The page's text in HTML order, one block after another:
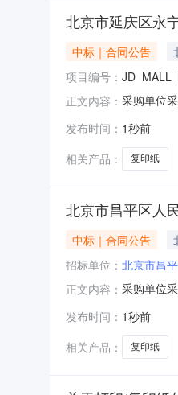
北京市延庆区永
中标｜合同公告
项目编号：
正文内容： 采购单位
功能复印
发布时间： 1秒前
相关产品：
复印纸
北京市昌平区人
中标｜合同公告
招标单位： 北京市昌
正文内容： 采购单位
理委员会
发布时间： 1秒前
相关产品：
复印纸